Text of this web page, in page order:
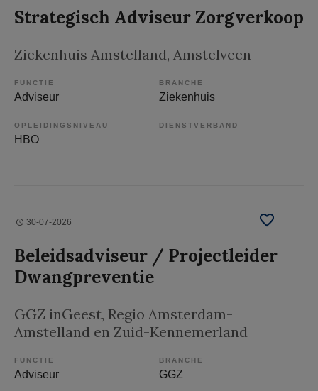
Strategisch Adviseur Zorgverkoop
Ziekenhuis Amstelland, Amstelveen
FUNCTIE
Adviseur
BRANCHE
Ziekenhuis
OPLEIDINGSNIVEAU
HBO
DIENSTVERBAND
30-07-2026
Beleidsadviseur / Projectleider
Dwangpreventie
GGZ inGeest, Regio Amsterdam-
Amstelland en Zuid-Kennemerland
FUNCTIE
Adviseur
BRANCHE
GGZ